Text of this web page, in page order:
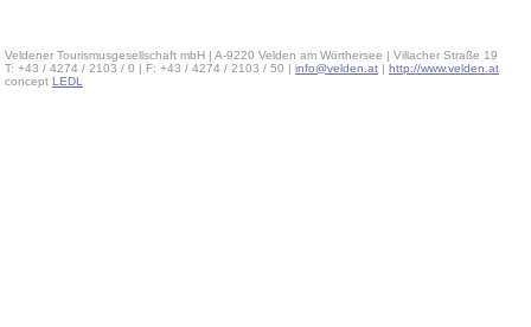
Veldener Tourismusgesellschaft mbH | A-9220 Velden am Wörthersee | Villacher Straße 19
T: +43 / 4274 / 2103 / 0 | F: +43 / 4274 / 2103 / 50 | info@velden.at | http://www.velden.at
concept LEDL